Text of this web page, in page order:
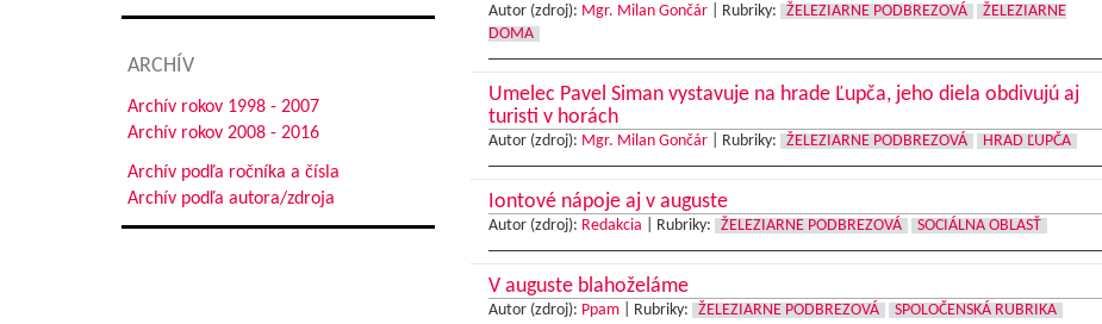
ARCHÍV
Archív rokov 1998 - 2007
Archív rokov 2008 - 2016
Archív podľa ročníka a čísla
Archív podľa autora/zdroja
Autor (zdroj): Mgr. Milan Gončár| Rubriky: ŽELEZIARNE PODBREZOVÁ
ŽELEZIARNE
DOMA
Umelec Pavel Siman vystavuje na hrade Ľupča, jeho diela obdivujú aj
turisti v horách
Autor (zdroj): Mgr. Milan Gončár| Rubriky: ŽELEZIARNE PODBREZOVÁ HRAD ĽUPČA
Iontové nápoje aj v auguste
Autor (zdroj): Redakcia Rubriky: ŽELEZIARNE PODBREZOVÁ SOCIÁLNA OBLASŤ
V auguste blahoželáme
Autor (zdroj): Ppam| Rubriky: ŽELEZIARNE PODBREZOVÁ SPOLOČENSKÁ RUBRIKA